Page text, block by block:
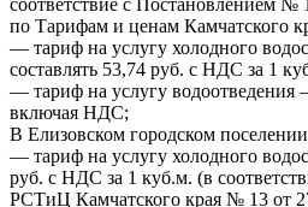
по Тарифам и ценам Камчатского
— тариф на услугу холодного
составлять 53,74 руб. с НДС за 1
— тариф на услугу водоотведения
включая НДС;
В Елизовском городском
— тариф на услугу холодного
руб. с НДС за 1 куб.м. (в
РСТиЦ Камчатского края № 13 от